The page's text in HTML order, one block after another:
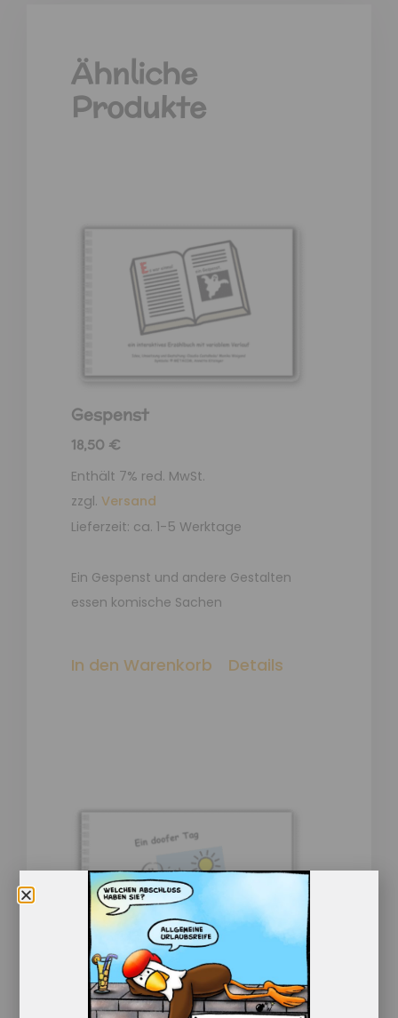
Ähnliche
Produkte
Gespenst
18,50 €
Enthält 7% red. MwSt.
zzgl. Versand
Lieferzeit: ca. 1-5 Werktage
Ein Gespenst und andere Gestalten
essen komische Sachen
In den Warenkorb Details
Ein doofer Tag